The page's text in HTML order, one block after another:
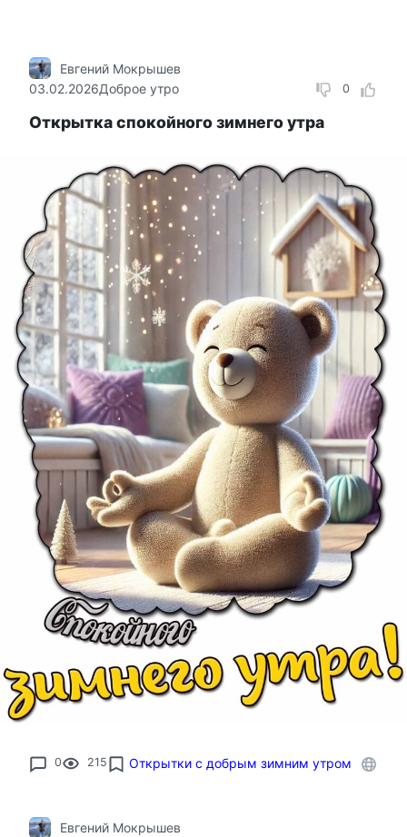
0
Евгений Мокрышев
03.02.2026Доброе утро
Открытка спокойного зимнего утра
0 215 Открытки с добрым зимним утром
Евгений Мокрышев